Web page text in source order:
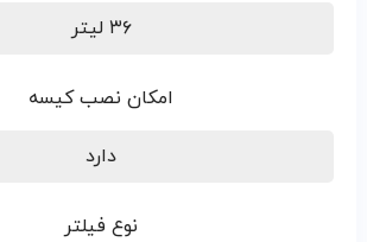
۳۶ لیتر
امکان نصب کیسه
دارد
نوع فیلتر